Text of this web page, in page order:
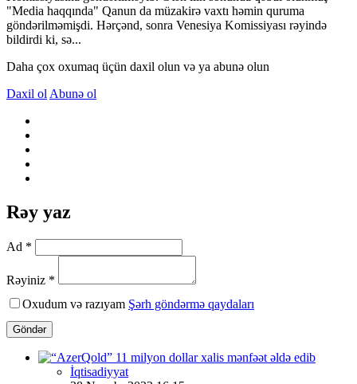
"Media haqqında" Qanun da müzakirə vaxtı həmin quruma
göndərilməmişdi. Hərçənd, sonra Venesiya Komissiyası rəyində
bildirdi ki, sə...
Daha çox oxumaq üçün daxil olun və ya abunə olun
Daxil ol Abunə ol
Rəy yaz
Ad *
Rəyiniz *
Oxudum və razıyam Şərh göndərmə qaydaları
Göndər
İqtisadiyyat